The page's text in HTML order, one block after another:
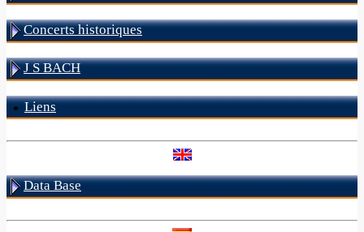
Concerts historiques
J S BACH
Liens
Data Base